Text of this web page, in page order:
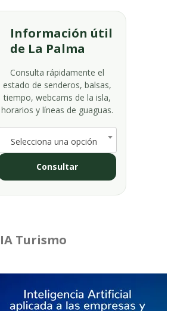
Información útil
de La Palma
Consulta rápidamente el
estado de senderos, balsas,
tiempo, webcams de la isla,
horarios y líneas de guaguas.
Selecciona una opción
Consultar
IA Turismo